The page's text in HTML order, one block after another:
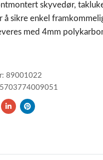
skyvedør,
å sikre enkel
med 4mm
89001022